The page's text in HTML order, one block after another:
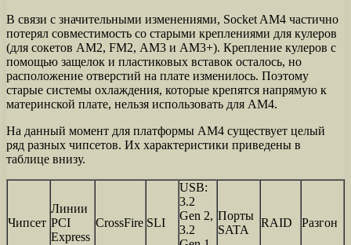
В связи с значительными изменениями, Socket AM4 частично
потерял совместимость со старыми креплениями для кулеров
(для сокетов АМ2, FM2, АМ3 и АМ3+). Крепление кулеров с
помощью защелок и пластиковых вставок осталось, но
расположение отверстий на плате изменилось. Поэтому
старые системы охлаждения, которые крепятся напрямую к
материнской плате, нельзя использовать для AM4.
На данный момент для платформы AM4 существует целый
ряд разных чипсетов. Их характеристики приведены в
таблице внизу.
Чипсет
Линии
PCI
Express
CrossFire SLI
USB:
3.2
Gen 2,
3.2
Порты
SATA
RAID Разгон